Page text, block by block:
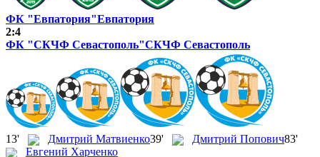
ФК "Евпатория"Евпатория
2:4
ФК "СКЧФ Севастополь"СКЧФ Севастополь
13' Дмитрий Матвиенко39' Дмитрий Попович83'
Евгений Харченко